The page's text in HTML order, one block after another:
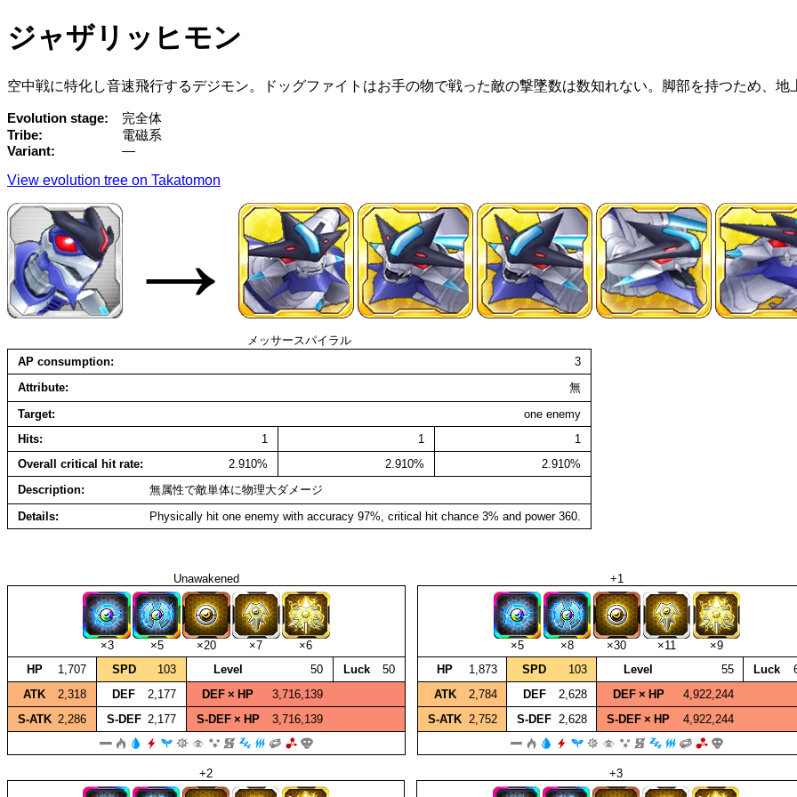
ジャザリッヒモン
空中戦に特化し音速飛行するデジモン。ドッグファイトはお手の物で戦った敵の撃墜数は数知れない。脚部を持つため、
Evolution stage
完全体
Tribe
電磁系
Variant
—
View evolution tree on Takatomon
→
メッサースパイラル
AP consumption
3
Attribute
無
Target
one enemy
Hits
1 1
1
Overall critical hit rate
2.910% 2.910%
2.910%
Description
無属性で敵単体に物理大ダメージ
Details
Physically hit one enemy with accuracy 97%, critical hit chance 3% and power 360.
Unawakened
×3 ×5 ×20 ×7
×6
HP
1,707 SPD 103 Level 50 Luck
50
ATK
2,318 DEF 2,177 DEF × HP
3,716,139
S‑ATK 2,286 S‑DEF 2,177 S‑DEF × HP 3,716,139
+1
×5 ×8 ×30 ×11
×9
HP
1,873 SPD 103 Level 55 Luck
ATK
2,784 DEF 2,628 DEF × HP
4,922,244
S‑ATK 2,752 S‑DEF 2,628 S‑DEF × HP 4,922,244
+2 +3